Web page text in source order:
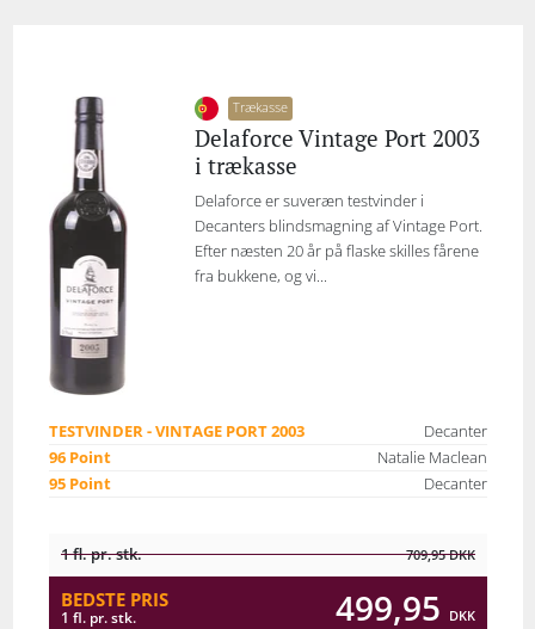
Trækasse
Delaforce Vintage Port 2003
i trækasse
Delaforce er suveræn testvinder i
Decanters blindsmagning af Vintage Port.
Efter næsten 20 år på flaske skilles fårene
fra bukkene, og vi...
TESTVINDER - VINTAGE PORT 2003
Decanter
96 Point
Natalie Maclean
95 Point
Decanter
1 fl. pr. stk. 709,95DKK
BEDSTE PRIS
1 fl. pr. stk. 499,95 DKK